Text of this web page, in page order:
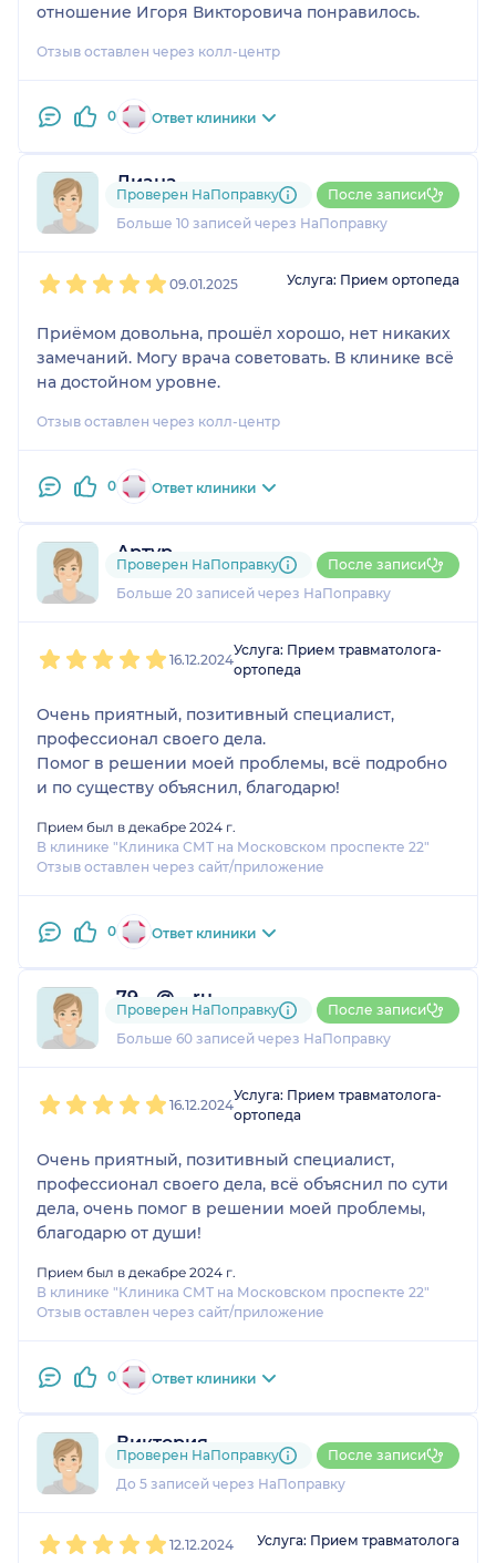
отношение Игоря Викторовича понравилось.
Отзыв оставлен через колл-центр
0 Ответ клиники
Диана
1 отзыв
Больше 10 записей через НаПоправку
Проверен НаПоправку После записи
09.01.2025 Услуга: Прием ортопеда
Приёмом довольна, прошёл хорошо, нет никаких
замечаний. Могу врача советовать. В клинике всё
на достойном уровне.
Отзыв оставлен через колл-центр
0 Ответ клиники
Артур
13 отзывови2 оценки
Больше 20 записей через НаПоправку
Проверен НаПоправку После записи
16.12.2024
Услуга: Прием травматолога-
ортопеда
Очень приятный, позитивный специалист,
профессионал своего дела.
Помог в решении моей проблемы, всё подробно
и по существу объяснил, благодарю!
Прием был в декабре 2024 г.
В клинике "Клиника СМТ на Московском проспекте 22"
Отзыв оставлен через сайт/приложение
0 Ответ клиники
79....@....ru
9 отзывов и3 оценки
Больше 60 записей через НаПоправку
Проверен НаПоправку После записи
16.12.2024
Услуга: Прием травматолога-
ортопеда
Очень приятный, позитивный специалист,
профессионал своего дела, всё объяснил по сути
дела, очень помог в решении моей проблемы,
благодарю от души!
Прием был в декабре 2024 г.
В клинике "Клиника СМТ на Московском проспекте 22"
Отзыв оставлен через сайт/приложение
0 Ответ клиники
Виктория
2 отзыва
До 5 записей через НаПоправку
Проверен НаПоправку После записи
12.12.2024 Услуга: Прием травматолога